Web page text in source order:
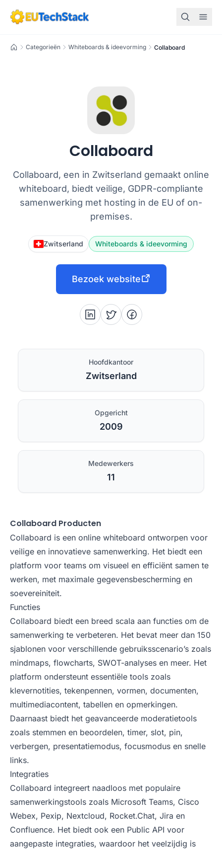
HomeCategorieën Whiteboards & ideevorming Collaboard
Collaboard
Collaboard, een in Zwitserland gemaakt online
whiteboard, biedt veilige, GDPR-compliante
samenwerking met hosting in de EU of on-
premises.
Zwitserland Whiteboards & ideevorming
Bezoek website
Hoofdkantoor
Zwitserland
Opgericht
2009
Medewerkers
11
Collaboard Producten
Collaboard is een online whiteboard ontworpen voor
veilige en innovatieve samenwerking. Het biedt een
platform voor teams om visueel en efficiënt samen te
werken, met maximale gegevensbescherming en
soevereiniteit.
Functies
Collaboard biedt een breed scala aan functies om de
samenwerking te verbeteren. Het bevat meer dan 150
sjablonen voor verschillende gebruiksscenario’s zoals
mindmaps, flowcharts, SWOT-analyses en meer. Het
platform ondersteunt essentiële tools zoals
klevernotities, tekenpennen, vormen, documenten,
multimediacontent, tabellen en opmerkingen.
Daarnaast biedt het geavanceerde moderatietools
zoals stemmen en beoordelen, timer, slot, pin,
verbergen, presentatiemodus, focusmodus en snelle
links.
Integraties
Collaboard integreert naadloos met populaire
samenwerkingstools zoals Microsoft Teams, Cisco
Webex, Pexip, Nextcloud, Rocket.Chat, Jira en
Confluence. Het biedt ook een Public API voor
aangepaste integraties, waardoor het veelzijdig is